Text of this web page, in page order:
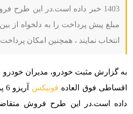
1403 خبر داده است.در این طرح
انتخاب نمایند ، همچنین امکان پرداخت
به گزارش مثبت خودرو، مدیران
اقساطی فوق العاده فونیکس آریزو 6 پرو ویژه مهرماه 1403
داده است.در این طرح فروش